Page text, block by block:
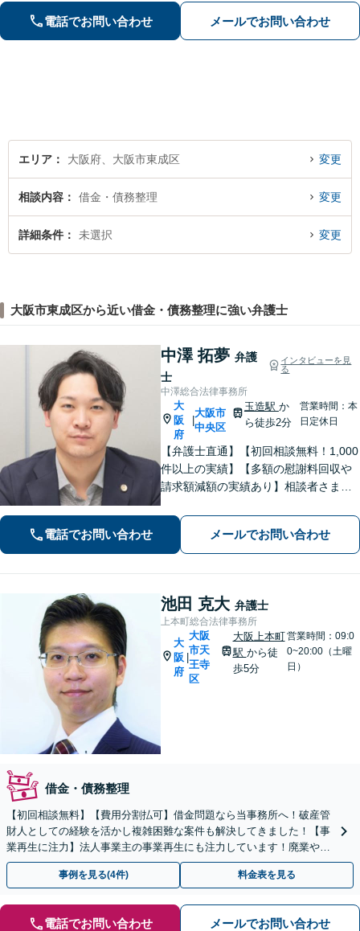
で、まずはお気軽にご相談ください。
電話でお問い合わせ メールでお問い合わせ
エリア 大阪府、大阪市東成区 変更
相談内容 借金・債務整理 変更
詳細条件 未選択 変更
大阪市東成区から近い借金・債務整理に強い弁護士
中澤 拓夢 弁護
士
インタビューを見
る
中澤総合法律事務所
大
阪
府
大阪市
中央区
玉造駅 か
ら徒歩2分
営業時間：本
日定休日
【弁護士直通】【初回相談無料！1,000
件以上の実績】【多額の慰謝料回収や
請求額減額の実績あり】相談者さまに
丁寧なヒアリングできめ細やかにサポ
ート「刑事事件：執行猶予判決を得た
経験多数」示談交渉はお任せ！
電話でお問い合わせ メールでお問い合わせ
池田 克大 弁護士
上本町総合法律事務所
大
阪
府
|
大阪
市天
王寺
区
大阪上本町
駅 から徒
歩5分
営業時間：09:0
0~20:00（土曜
日）
借金・債務整理
【初回相談無料】【費用分割払可】借金問題なら当事務所へ！破産管
財人としての経験を活かし複雑困難な案件も解決してきました！【事
業再生に注力】法人事業主の事業再生にも注力しています！廃業や破
産をお考えの際も最善の方法をご提案します。
事例を見る(4件) 料金表を見る
電話でお問い合わせ メールでお問い合わせ